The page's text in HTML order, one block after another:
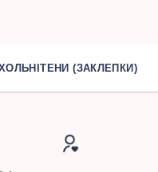
(ЗАКЛЕПКИ)